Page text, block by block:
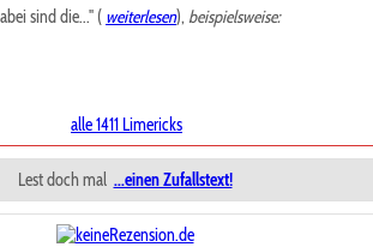
sind die..." ( weiterlesen),beispielsweise:
alle 1411 Limericks
Lest doch mal ...einen Zufallstext!